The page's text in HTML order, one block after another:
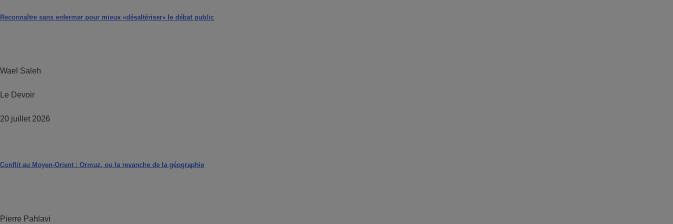
Reconnaître sans enfermer pour mieux «désaltériser» le débat public
Wael Saleh
Le Devoir
20 juillet 2026
Conflit au Moyen-Orient : Ormuz, ou la revanche de la géographie
Pierre Pahlavi